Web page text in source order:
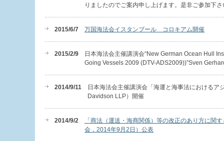
りましたのでご案内申し上げます。是非ご参加下さ
2015/6/7 万国海法会イスタンブール コロキアム開催
2015/2/9
日本海法会主催講演会“New German Ocean Hull
Going Vessels 2009 (DTV-ADS2009))”Sven
2014/9/11
日本海法会主催講演会「海運と海事法における
Davidson LLP）開催
2014/9/2
「商法（運送・海商関係）等の改正のあり方に
会，2014年9月2日）公表